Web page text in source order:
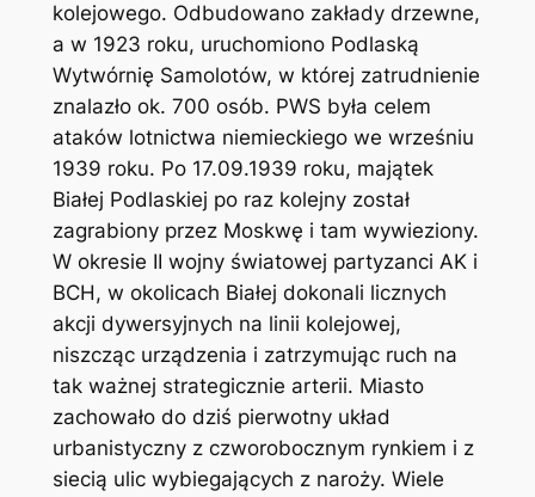
kolejowego. Odbudowano zakłady drzewne,
a w 1923 roku, uruchomiono Podlaską
Wytwórnię Samolotów, w której zatrudnienie
znalazło ok. 700 osób. PWS była celem
ataków lotnictwa niemieckiego we wrześniu
1939 roku. Po 17.09.1939 roku, majątek
Białej Podlaskiej po raz kolejny został
zagrabiony przez Moskwę i tam wywieziony.
W okresie II wojny światowej partyzanci AK i
BCH, w okolicach Białej dokonali licznych
akcji dywersyjnych na linii kolejowej,
niszcząc urządzenia i zatrzymując ruch na
tak ważnej strategicznie arterii. Miasto
zachowało do dziś pierwotny układ
urbanistyczny z czworobocznym rynkiem i z
siecią ulic wybiegających z naroży. Wiele